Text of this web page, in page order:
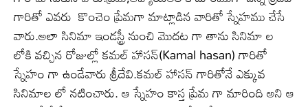
గారితో ఎవరు కొంచెం ప్రేమగా మాట్లాడిన వారితో స్నేహము చేసే
వారు.అలా సినిమా ఇండస్ట్రీ నుంచి మొదట గా తాను సినిమా ల
లోకి వచ్చిన రోజుల్లో కమల్ హాసన్(Kamal hasan) గారితో
స్నేహం గా ఉండేవారు శ్రీదేవి.కమల్ హాసన్ గారితోనే ఎక్కువ
సినిమాల లో నటించారు. ఆ స్నేహం కాస్త ప్రేమ గా మారింది అని ఆ